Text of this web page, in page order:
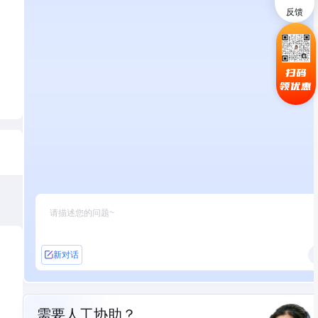
反馈
扫码
领优惠
新对话
需要人工协助？